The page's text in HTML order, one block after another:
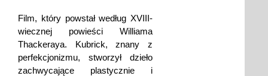
Film, który powstał według XVIII-
wiecznej powieści Williama
Thackeraya. Kubrick, znany z
perfekcjonizmu, stworzył dzieło
zachwycające plastycznie i